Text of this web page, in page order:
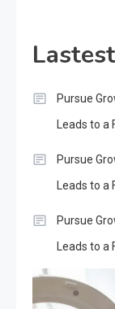
Pursue
Leads to
Pursue
Leads to
Pursue
Leads to